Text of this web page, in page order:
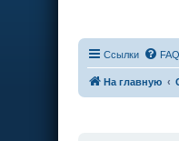
Ссылки FAQ
На главную